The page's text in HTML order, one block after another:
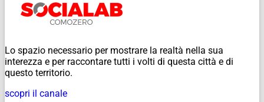
Lo spazio necessario per mostrare la realtà nella sua
interezza e per raccontare tutti i volti di questa città e di
questo territorio.
scopri il canale